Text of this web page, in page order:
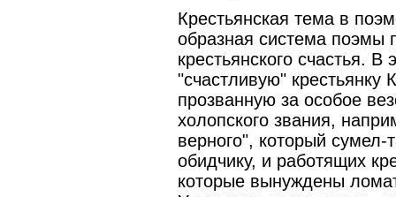
Крестьянская тема в
образная система поэмы
крестьянского счастья.
"счастливую" крестьянку
прозванную за особое
холопского звания,
верного", который сумел-
обидчику, и работящих
которые вынуждены